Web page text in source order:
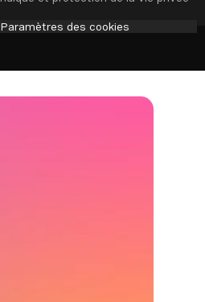
Paramètres des cookies